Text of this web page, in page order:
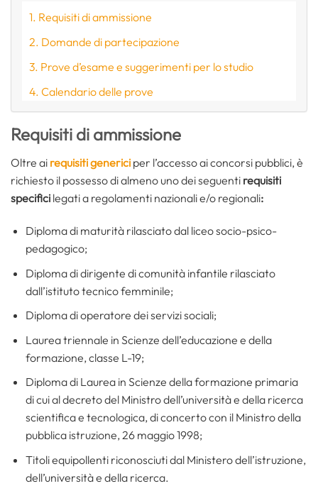
Requisiti di ammissione
Domande di partecipazione
Prove d’esame e suggerimenti per lo studio
Calendario delle prove
Requisiti di ammissione
Oltre ai requisiti generici per l’accesso ai concorsi pubblici, è
richiesto il possesso di almeno uno dei seguenti requisiti
specifici legati a regolamenti nazionali e/o regionali:
Diploma di maturità rilasciato dal liceo socio-psico-
pedagogico;
Diploma di dirigente di comunità infantile rilasciato
dall’istituto tecnico femminile;
Diploma di operatore dei servizi sociali;
Laurea triennale in Scienze dell’educazione e della
formazione, classe L-19;
Diploma di Laurea in Scienze della formazione primaria
di cui al decreto del Ministro dell’università e della ricerca
scientifica e tecnologica, di concerto con il Ministro della
pubblica istruzione, 26 maggio 1998;
Titoli equipollenti riconosciuti dal Ministero dell’istruzione,
dell’università e della ricerca.